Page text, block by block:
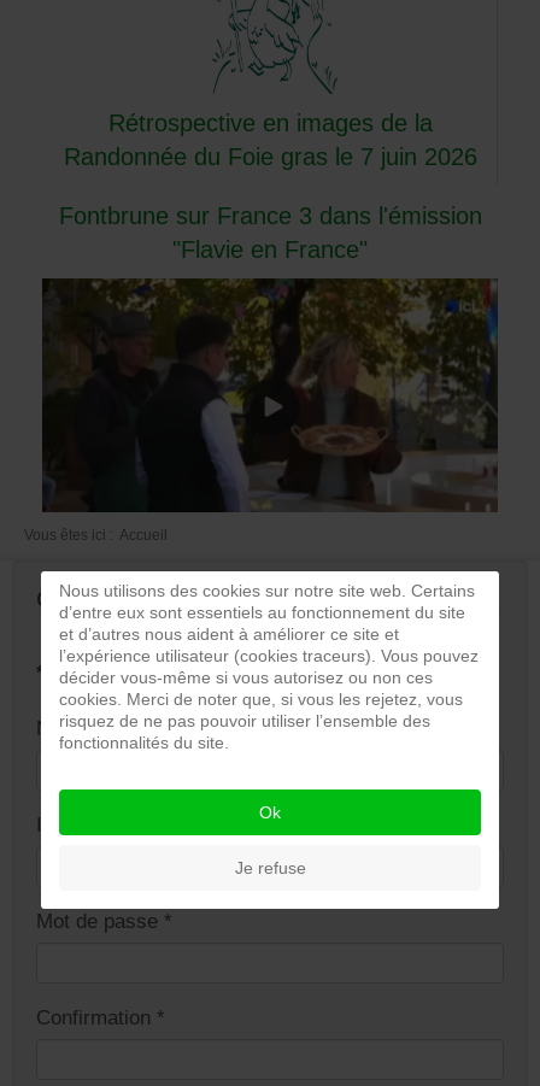
Rétrospective en images de la
Randonnée du Foie gras le 7 juin 2026
Fontbrune sur France 3 dans l'émission
"Flavie en France"
Vous êtes ici : Accueil
Création de compte
* Champ requis
Nom*
Identifiant
Mot de passe *
Confirmation *
Nous utilisons des cookies sur notre site web. Certains
d’entre eux sont essentiels au fonctionnement du site
et d’autres nous aident à améliorer ce site et
l’expérience utilisateur (cookies traceurs). Vous pouvez
décider vous-même si vous autorisez ou non ces
cookies. Merci de noter que, si vous les rejetez, vous
risquez de ne pas pouvoir utiliser l’ensemble des
fonctionnalités du site.
Ok
Je refuse